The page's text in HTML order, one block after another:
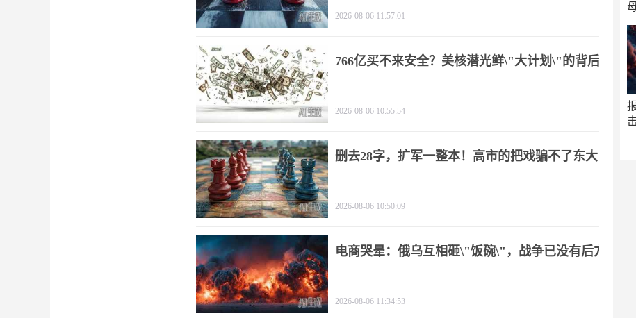
2026-08-06 11:57:01
766亿买不来安全？美核潜光鲜\"大计划\"的背后
2026-08-06 10:55:54
删去28字，扩军一整本！高市的把戏骗不了东大
2026-08-06 10:50:09
电商哭晕：俄乌互相砸\"饭碗\"，战争已没有后方
2026-08-06 11:34:53